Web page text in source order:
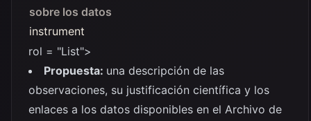
sobre los datos
instrument
rol = "List">
Propuesta: una descripción de las
observaciones, su justificación científica y los
enlaces a los datos disponibles en el Archivo de